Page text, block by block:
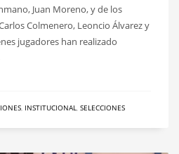
Juan Moreno, y de los
Colmenero, Leoncio Álvarez y
jugadores han realizado
INSTITUCIONAL SELECCIONES